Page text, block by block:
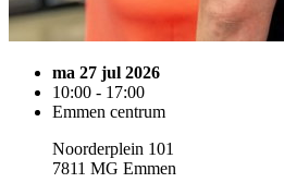
ma 27 jul 2026
10:00 - 17:00
Emmen centrum
Noorderplein 101
7811 MG Emmen